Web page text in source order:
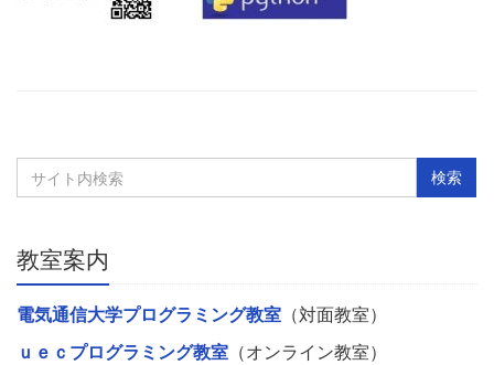
教室案内
電気通信大学プログラミング教室 （対面教室）
ｕｅｃプログラミング教室 （オンライン教室）